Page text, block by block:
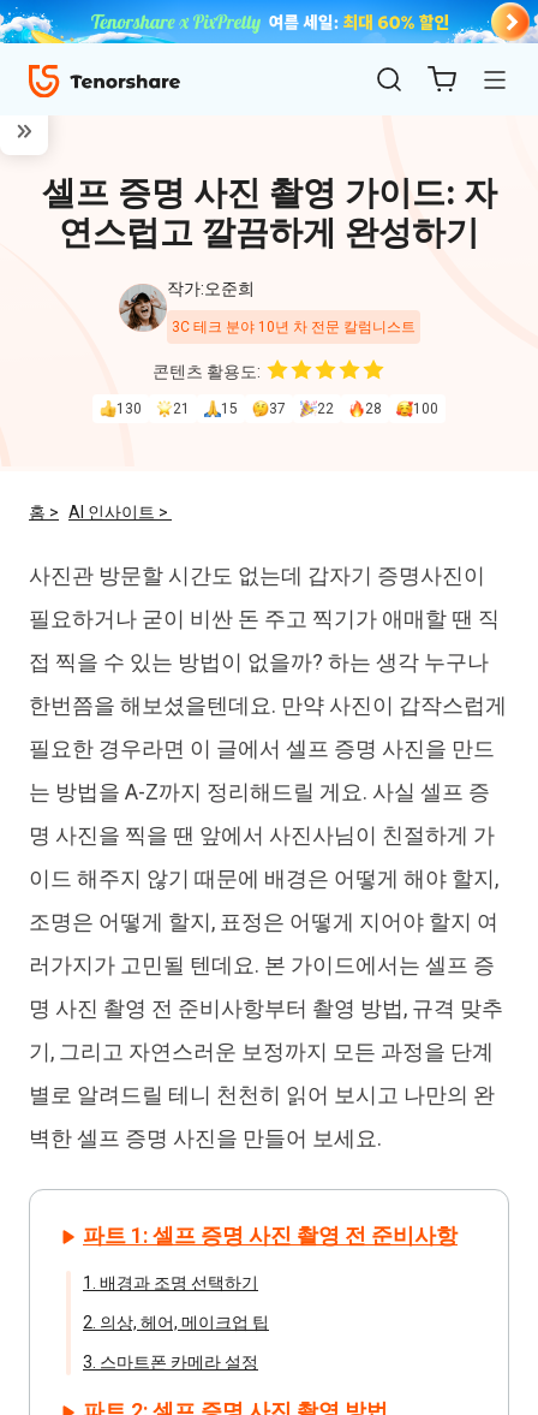
for iOS
iOS
iAnyGo
셀프 증명 사진 촬영 가이드: 자
연스럽고 깔끔하게 완성하기
작가:오준희
3C 테크 분야 10년 차 전문 칼럼니스트
콘텐츠 활용도:
130 21 15 37 22 28 100
홈 > AI 인사이트 >
사진관 방문할 시간도 없는데 갑자기 증명사진이
필요하거나 굳이 비싼 돈 주고 찍기가 애매할 땐 직
접 찍을 수 있는 방법이 없을까? 하는 생각 누구나
한번쯤을 해보셨을텐데요. 만약 사진이 갑작스럽게
필요한 경우라면 이 글에서 셀프 증명 사진을 만드
는 방법을 A-Z까지 정리해드릴 게요. 사실 셀프 증
명 사진을 찍을 땐 앞에서 사진사님이 친절하게 가
이드 해주지 않기 때문에 배경은 어떻게 해야 할지,
조명은 어떻게 할지, 표정은 어떻게 지어야 할지 여
러가지가 고민될 텐데요. 본 가이드에서는 셀프 증
명 사진 촬영 전 준비사항부터 촬영 방법, 규격 맞추
기, 그리고 자연스러운 보정까지 모든 과정을 단계
별로 알려드릴 테니 천천히 읽어 보시고 나만의 완
벽한 셀프 증명 사진을 만들어 보세요.
파트 1: 셀프 증명 사진 촬영 전 준비사항
1. 배경과 조명 선택하기
2. 의상, 헤어, 메이크업 팁
3. 스마트폰 카메라 설정